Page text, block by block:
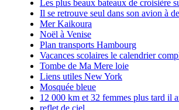
Les plus beaux bateaux de croisière
Il se retrouve seul dans son avion à
Mer Kaikoura
Noël à Venise
Plan transports Hambourg
Vacances scolaires le calendrier
Tombe de Ma Mere loie
Liens utiles New York
Mosquée bleue
12 000 km et 32 femmes plus tard il
reflet de ciel